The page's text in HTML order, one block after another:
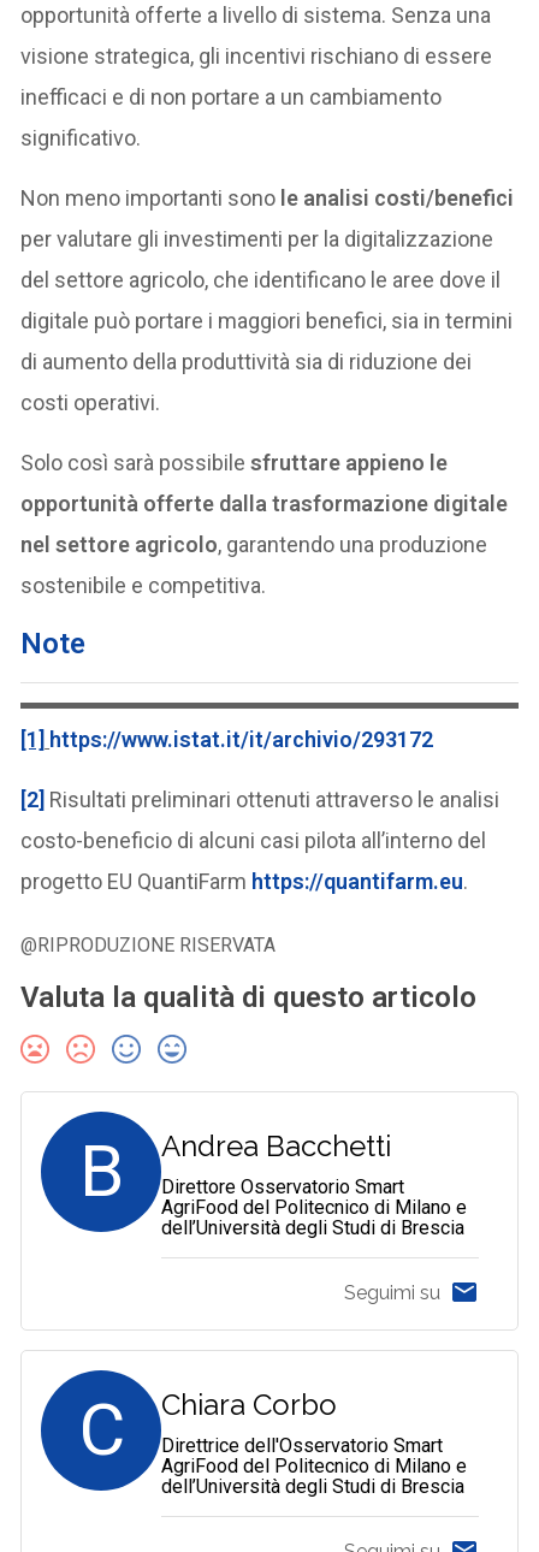
opportunità offerte a livello di sistema. Senza una
visione strategica, gli incentivi rischiano di essere
inefficaci e di non portare a un cambiamento
significativo.
Non meno importanti sono le analisi costi/benefici
per valutare gli investimenti per la digitalizzazione
del settore agricolo, che identificano le aree dove il
digitale può portare i maggiori benefici, sia in termini
di aumento della produttività sia di riduzione dei
costi operativi.
Solo così sarà possibilesfruttare appieno le
opportunità offerte dalla trasformazione digitale
nel settore agricolo, garantendo una produzione
sostenibile e competitiva.
Note
[1] https://www.istat.it/it/archivio/293172
[2] Risultati preliminari ottenuti attraverso le analisi
costo-beneficio di alcuni casi pilota all’interno del
progetto EU QuantiFarm https://quantifarm.eu.
@RIPRODUZIONE RISERVATA
Valuta la qualità di questo articolo
B Andrea Bacchetti
Direttore Osservatorio Smart
AgriFood del Politecnico di Milano e
dell’Università degli Studi di Brescia
Seguimi su
C Chiara Corbo
Direttrice dell'Osservatorio Smart
AgriFood del Politecnico di Milano e
dell’Università degli Studi di Brescia